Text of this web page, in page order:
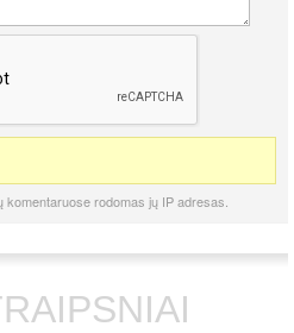
komentaruose rodomas jų IP adresas.